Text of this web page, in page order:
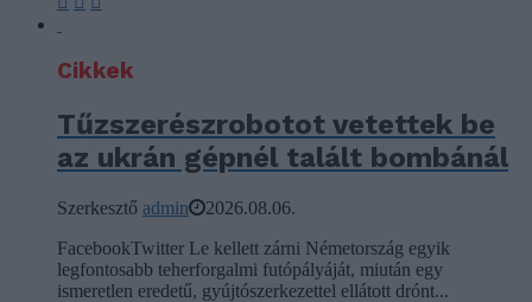
Cikkek
Tűzszerészrobotot vetettek be
az ukrán gépnél talált bombánál
Szerkesztő admin
2026.08.06.
FacebookTwitter Le kellett zárni Németország egyik
legfontosabb teherforgalmi futópályáját, miután egy
ismeretlen eredetű, gyújtószerkezettel ellátott drónt...